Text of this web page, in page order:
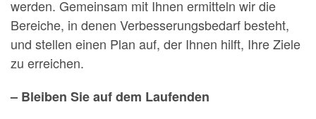
werden. Gemeinsam mit Ihnen ermitteln wir die
Bereiche, in denen Verbesserungsbedarf besteht,
und stellen einen Plan auf, der Ihnen hilft, Ihre Ziele
zu erreichen.
– Bleiben Sie auf dem Laufenden